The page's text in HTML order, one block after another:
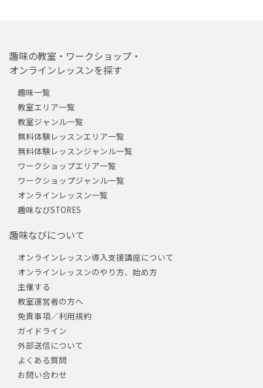
趣味の教室・ワークショップ・
オンラインレッスンを探す
趣味一覧
教室エリア一覧
教室ジャンル一覧
無料体験レッスンエリア一覧
無料体験レッスンジャンル一覧
ワークショップエリア一覧
ワークショップジャンル一覧
オンラインレッスン一覧
趣味なびSTORES
趣味なびについて
オンラインレッスン導入支援講座について
オンラインレッスンのやり方、始め方
主催する
教室運営者の方へ
免責事項／利用規約
ガイドライン
外部送信について
よくある質問
お問い合わせ